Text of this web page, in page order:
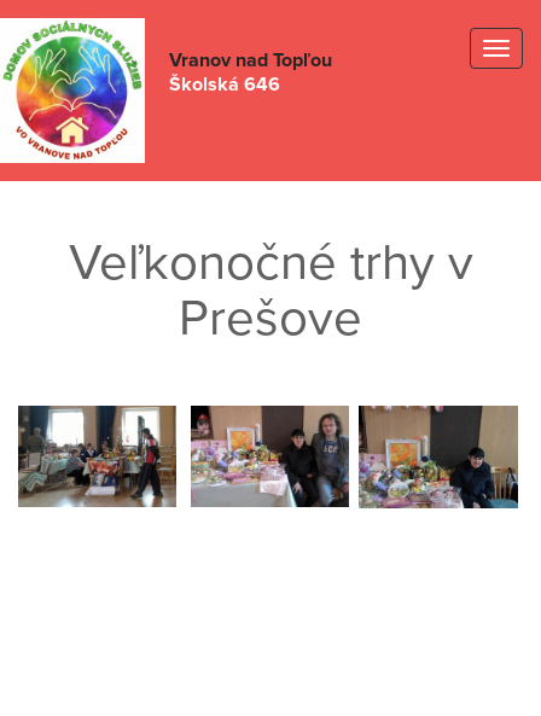
Vranov nad Topľou
Školská 646
Veľkonočné trhy v
Prešove